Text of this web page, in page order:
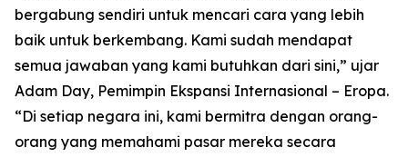
bergabung sendiri untuk mencari cara yang lebih
baik untuk berkembang. Kami sudah mendapat
semua jawaban yang kami butuhkan dari sini,” ujar
Adam Day, Pemimpin Ekspansi Internasional – Eropa.
“Di setiap negara ini, kami bermitra dengan orang-
orang yang memahami pasar mereka secara